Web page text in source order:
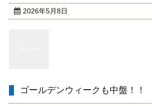
2026年5月8日
ゴールデンウィークも中盤！！